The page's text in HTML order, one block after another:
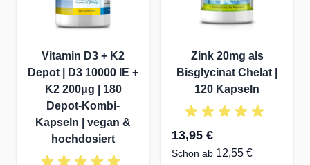
Vitamin D3 + K2
Depot | D3 10000 IE +
K2 200μg | 180
Depot-Kombi-
Kapseln | vegan &
hochdosiert
Zink 20mg als
Bisglycinat Chelat |
120 Kapseln
13,95 €
Schon ab 12,55 €